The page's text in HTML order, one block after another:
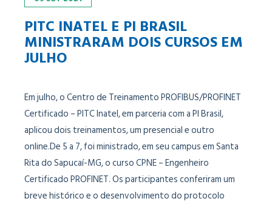
PITC INATEL E PI BRASIL
MINISTRARAM DOIS CURSOS EM
JULHO
Em julho, o Centro de Treinamento PROFIBUS/PROFINET
Certificado – PITC Inatel, em parceria com a PI Brasil,
aplicou dois treinamentos, um presencial e outro
online.De 5 a 7, foi ministrado, em seu campus em Santa
Rita do Sapucaí-MG, o curso CPNE – Engenheiro
Certificado PROFINET. Os participantes conferiram um
breve histórico e o desenvolvimento do protocolo